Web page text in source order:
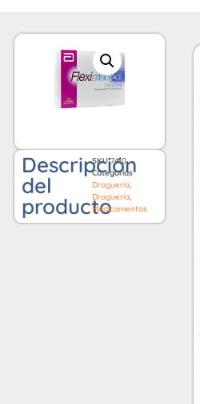
Descripción
del
producto
SKU7410
Categorías
Droguería
Droguería
Medicamentos